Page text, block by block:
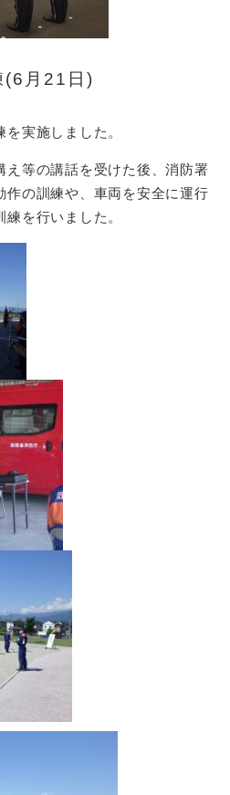
(6月21日)
実施しました。
え等の講話を受けた後、消防署
作の訓練や、車両を安全に運行
を行いました。